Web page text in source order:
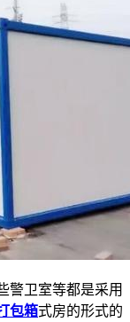
警卫室等都是采用
包箱式房的形式的